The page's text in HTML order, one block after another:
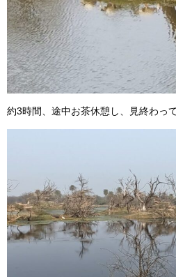
約3時間、途中お茶休憩し、見終わっ